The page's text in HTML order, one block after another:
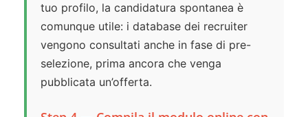
tuo profilo, la candidatura spontanea è
comunque utile: i database dei recruiter
vengono consultati anche in fase di pre-
selezione, prima ancora che venga
pubblicata un’offerta.